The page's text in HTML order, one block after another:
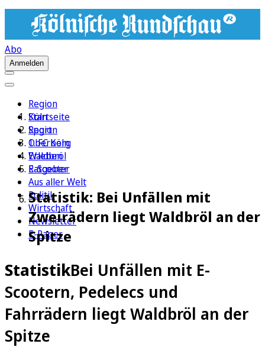
Abo
Anmelden
Region
Köln
Sport
1. FC Köln
Erleben
Ratgeber
Aus aller Welt
Politik
Wirtschaft
Newsletter
E-Paper
Startseite
Region
Oberberg
Waldbröl
E-Scooter
Statistik: Bei Unfällen mit
Zweirädern liegt Waldbröl an der
Spitze
StatistikBei Unfällen mit E-
Scootern, Pedelecs und
Fahrrädern liegt Waldbröl an der
Spitze